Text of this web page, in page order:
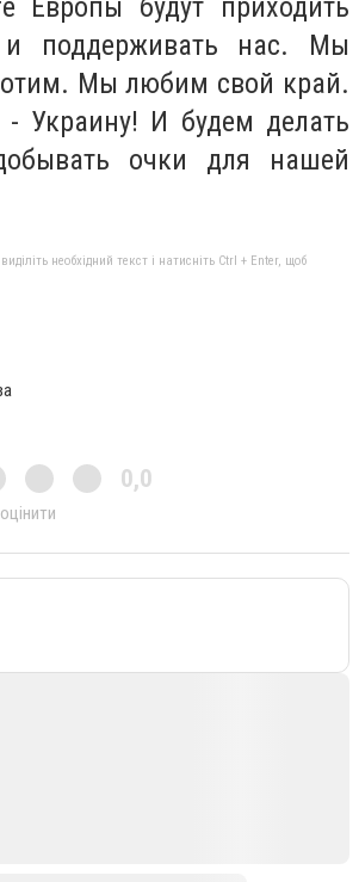
и поддерживать нас. Мы
Мы любим свой край.
Украину! И будем делать
очки для нашей
необхідний текст і натисніть Ctrl + Enter, щоб
0,0